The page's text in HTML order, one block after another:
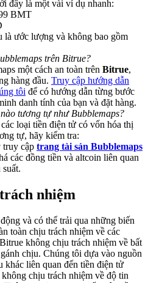
prize pool
USDT Bonus
đây là một vài ví dụ nhanh:
BMT
là ước lượng và không bao gồm
trên Bitrue?
một cách an toàn trên Bitrue,
hàng đầu. Truy cập hướng dẫn
tôi để có hướng dẫn từng bước
danh tính của bạn và đặt hàng.
tương tự như Bubblemaps?
loại tiền điện tử có vốn hóa thị
tự, hãy kiểm tra:
truy cập trang tài sản Bubblemaps
các đồng tiền và altcoin liên quan
nhiệm
và có thể trải qua những biến
toàn chịu trách nhiệm về các
không chịu trách nhiệm về bất
chịu. Chúng tôi dựa vào nguồn
khác liên quan đến tiền điện tử
chịu trách nhiệm về độ tin